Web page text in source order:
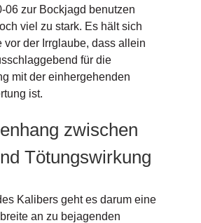
06 zur Bockjagd benutzen
viel zu stark. Es hält sich
vor der Irrglaube, dass allein
für die
mit der einhergehenden
ist.
zwischen
Tötungswirkung
Kalibers geht es darum eine
an zu bejagenden